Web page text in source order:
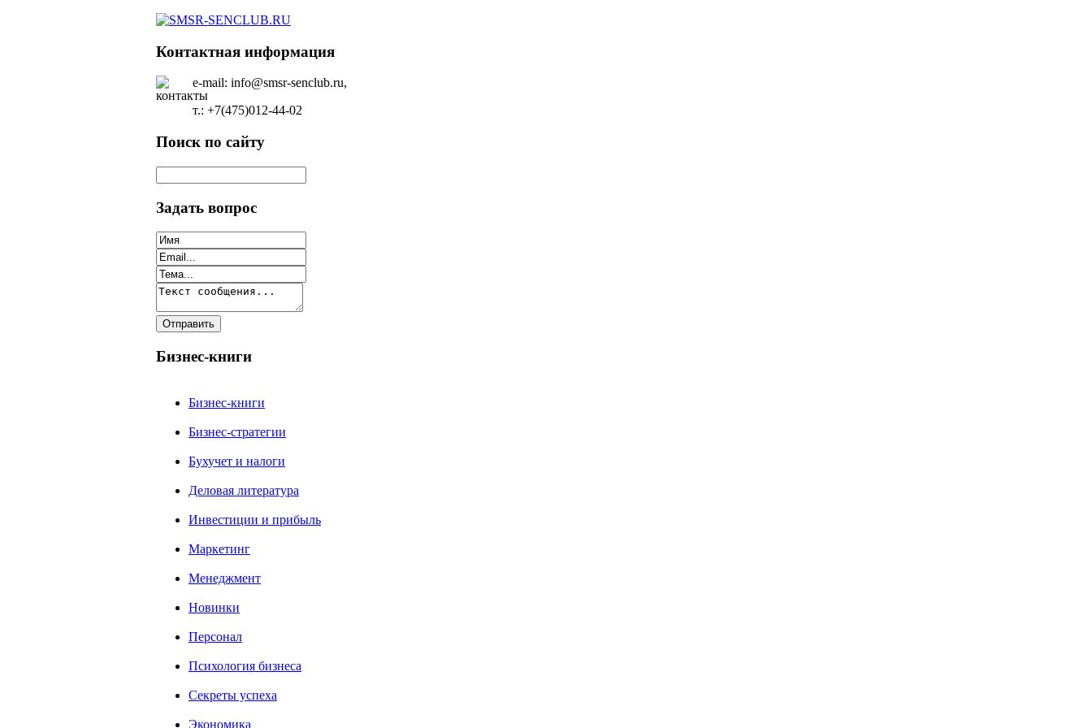
Контактная информация
e-mail: info@smsr-senclub.ru,
т.: +7(475)012-44-02
Поиск по сайту
Задать вопрос
Бизнес-книги
Бизнес-книги
Бизнес-стратегии
Бухучет и налоги
Деловая литература
Инвестиции и прибыль
Маркетинг
Менеджмент
Новинки
Персонал
Психология бизнеса
Секреты успеха
Экономика